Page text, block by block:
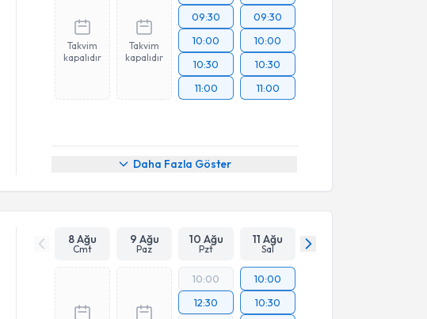
Takvim
kapalıdır
Takvim
kapalıdır
09:30
10:00
10:30
11:00
09:30
10:00
10:30
11:00
Daha Fazla Göster
8 Ağu
Cmt
9 Ağu
Paz
10 Ağu
Pzt
11 Ağu
Sal
10:00
12:30
10:00
10:30